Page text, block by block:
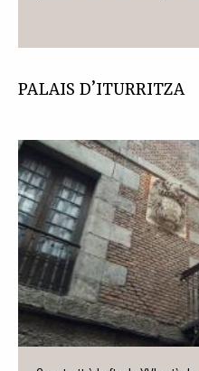
PALAIS D’ITURRITZA